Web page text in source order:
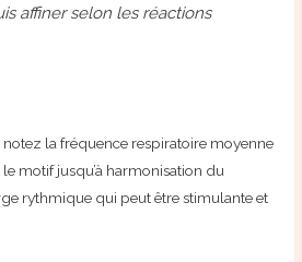
affiner selon les réactions
notez la fréquence respiratoire moyenne
motif jusqu’à harmonisation du
rythmique qui peut être stimulante et